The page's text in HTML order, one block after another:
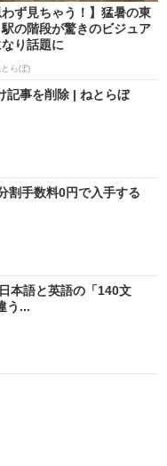
わず見ちゃう！】猛暑の東
の階段が驚きのビジュア
り話題に
らぼ)
記事を削除 | ねとらぼ
割手数料0円で入手する
本語と英語の「140文
う...